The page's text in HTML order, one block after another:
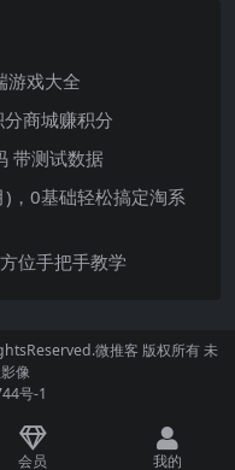
游戏大全
商城赚积分
带测试数据
，0基础轻松搞定淘系
位手把手教学
微推客 版权所有 未
像
号-1
会员 我的